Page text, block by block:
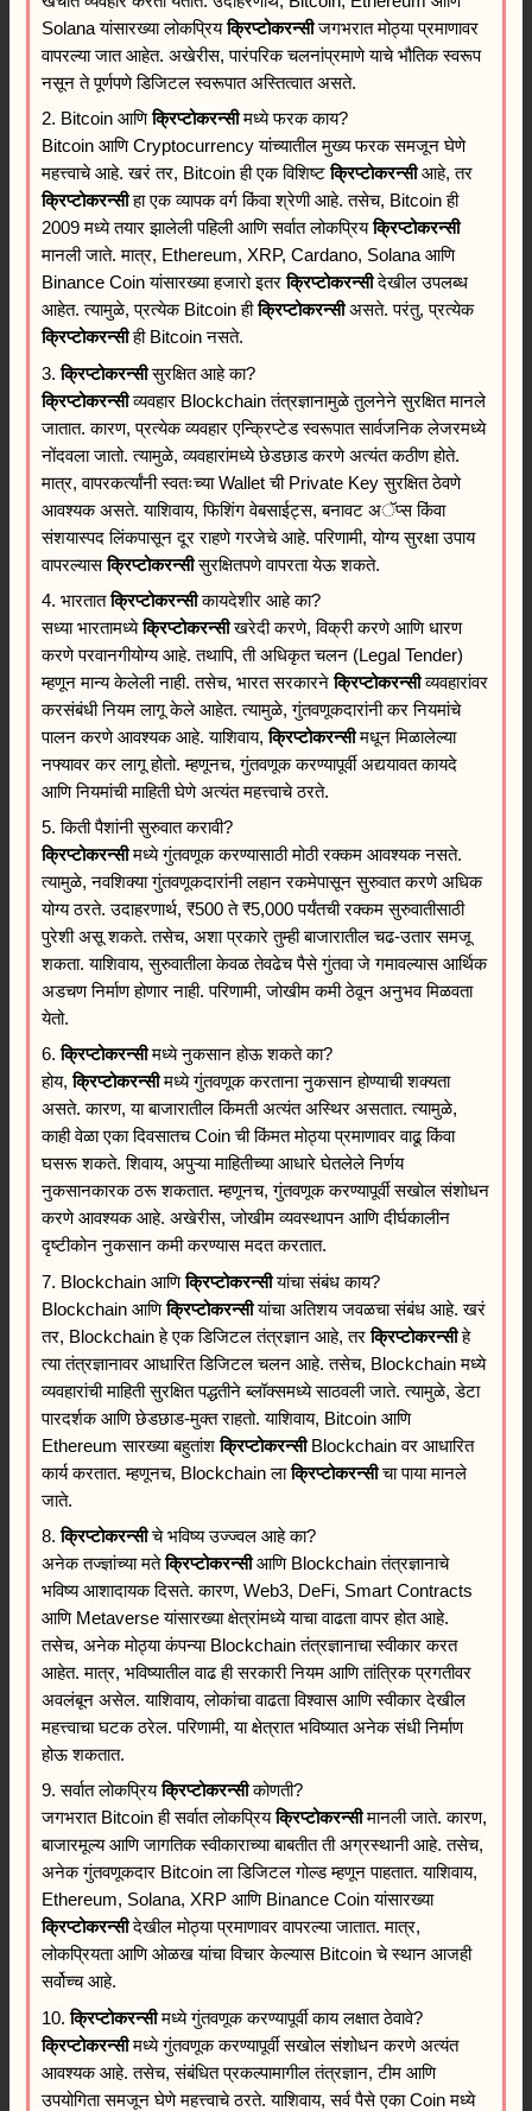
Solana यांसारख्या लोकप्रियक्रिप्टोकरन्सीजगभरात मोठ्या प्रमाणावर
वापरल्या जात आहेत. अखेरीस, पारंपरिक चलनांप्रमाणे याचे भौतिक स्वरूप
नसून ते पूर्णपणे डिजिटल स्वरूपात अस्तित्वात असते.
2. Bitcoin आणिक्रिप्टोकरन्सीमध्ये फरक काय?
Bitcoin आणि Cryptocurrency यांच्यातील मुख्य फरक समजून घेणे
महत्त्वाचे आहे. खरं तर, Bitcoin ही एक विशिष्टक्रिप्टोकरन्सीआहे, तर
क्रिप्टोकरन्सीहा एक व्यापक वर्ग किंवा श्रेणी आहे. तसेच, Bitcoin ही
2009 मध्ये तयार झालेली पहिली आणि सर्वात लोकप्रियक्रिप्टोकरन्सी
मानली जाते. मात्र, Ethereum, XRP, Cardano, Solana आणि
Binance Coin यांसारख्या हजारो इतरक्रिप्टोकरन्सीदेखील उपलब्ध
आहेत. त्यामुळे, प्रत्येक Bitcoin हीक्रिप्टोकरन्सीअसते. परंतु, प्रत्येक
क्रिप्टोकरन्सीही Bitcoin नसते.
3.क्रिप्टोकरन्सीसुरक्षित आहे का?
क्रिप्टोकरन्सीव्यवहार Blockchain तंत्रज्ञानामुळे तुलनेने सुरक्षित मानले
जातात. कारण, प्रत्येक व्यवहार एन्क्रिप्टेड स्वरूपात सार्वजनिक लेजरमध्ये
नोंदवला जातो. त्यामुळे, व्यवहारांमध्ये छेडछाड करणे अत्यंत कठीण होते.
मात्र, वापरकर्त्यांनी स्वतःच्या Wallet ची Private Key सुरक्षित ठेवणे
आवश्यक असते. याशिवाय, फिशिंग वेबसाईट्स, बनावट अॅप्स किंवा
संशयास्पद लिंकपासून दूर राहणे गरजेचे आहे. परिणामी, योग्य सुरक्षा उपाय
वापरल्यासक्रिप्टोकरन्सीसुरक्षितपणे वापरता येऊ शकते.
4. भारतातक्रिप्टोकरन्सीकायदेशीर आहे का?
सध्या भारतामध्येक्रिप्टोकरन्सीखरेदी करणे, विक्री करणे आणि धारण
करणे परवानगीयोग्य आहे. तथापि, ती अधिकृत चलन (Legal Tender)
म्हणून मान्य केलेली नाही. तसेच, भारत सरकारनेक्रिप्टोकरन्सीव्यवहारांवर
करसंबंधी नियम लागू केले आहेत. त्यामुळे, गुंतवणूकदारांनी कर नियमांचे
पालन करणे आवश्यक आहे. याशिवाय,क्रिप्टोकरन्सीमधून मिळालेल्या
नफ्यावर कर लागू होतो. म्हणूनच, गुंतवणूक करण्यापूर्वी अद्ययावत कायदे
आणि नियमांची माहिती घेणे अत्यंत महत्त्वाचे ठरते.
5. किती पैशांनी सुरुवात करावी?
क्रिप्टोकरन्सीमध्ये गुंतवणूक करण्यासाठी मोठी रक्कम आवश्यक नसते.
त्यामुळे, नवशिक्या गुंतवणूकदारांनी लहान रकमेपासून सुरुवात करणे अधिक
योग्य ठरते. उदाहरणार्थ, ₹500 ते ₹5,000 पर्यंतची रक्कम सुरुवातीसाठी
पुरेशी असू शकते. तसेच, अशा प्रकारे तुम्ही बाजारातील चढ-उतार समजू
शकता. याशिवाय, सुरुवातीला केवळ तेवढेच पैसे गुंतवा जे गमावल्यास आर्थिक
अडचण निर्माण होणार नाही. परिणामी, जोखीम कमी ठेवून अनुभव मिळवता
येतो.
6.क्रिप्टोकरन्सीमध्ये नुकसान होऊ शकते का?
होय,क्रिप्टोकरन्सीमध्ये गुंतवणूक करताना नुकसान होण्याची शक्यता
असते. कारण, या बाजारातील किंमती अत्यंत अस्थिर असतात. त्यामुळे,
काही वेळा एका दिवसातच Coin ची किंमत मोठ्या प्रमाणावर वाढू किंवा
घसरू शकते. शिवाय, अपुऱ्या माहितीच्या आधारे घेतलेले निर्णय
नुकसानकारक ठरू शकतात. म्हणूनच, गुंतवणूक करण्यापूर्वी सखोल संशोधन
करणे आवश्यक आहे. अखेरीस, जोखीम व्यवस्थापन आणि दीर्घकालीन
दृष्टीकोन नुकसान कमी करण्यास मदत करतात.
7. Blockchain आणिक्रिप्टोकरन्सीयांचा संबंध काय?
Blockchain आणिक्रिप्टोकरन्सीयांचा अतिशय जवळचा संबंध आहे. खरं
तर, Blockchain हे एक डिजिटल तंत्रज्ञान आहे, तरक्रिप्टोकरन्सीहे
त्या तंत्रज्ञानावर आधारित डिजिटल चलन आहे. तसेच, Blockchain मध्ये
व्यवहारांची माहिती सुरक्षित पद्धतीने ब्लॉक्समध्ये साठवली जाते. त्यामुळे, डेटा
पारदर्शक आणि छेडछाड-मुक्त राहतो. याशिवाय, Bitcoin आणि
Ethereum सारख्या बहुतांशक्रिप्टोकरन्सीBlockchain वर आधारित
कार्य करतात. म्हणूनच, Blockchain लाक्रिप्टोकरन्सीचा पाया मानले
जाते.
8.क्रिप्टोकरन्सीचे भविष्य उज्ज्वल आहे का?
अनेक तज्ज्ञांच्या मतेक्रिप्टोकरन्सीआणि Blockchain तंत्रज्ञानाचे
भविष्य आशादायक दिसते. कारण, Web3, DeFi, Smart Contracts
आणि Metaverse यांसारख्या क्षेत्रांमध्ये याचा वाढता वापर होत आहे.
तसेच, अनेक मोठ्या कंपन्या Blockchain तंत्रज्ञानाचा स्वीकार करत
आहेत. मात्र, भविष्यातील वाढ ही सरकारी नियम आणि तांत्रिक प्रगतीवर
अवलंबून असेल. याशिवाय, लोकांचा वाढता विश्वास आणि स्वीकार देखील
महत्त्वाचा घटक ठरेल. परिणामी, या क्षेत्रात भविष्यात अनेक संधी निर्माण
होऊ शकतात.
9. सर्वात लोकप्रियक्रिप्टोकरन्सीकोणती?
जगभरात Bitcoin ही सर्वात लोकप्रियक्रिप्टोकरन्सीमानली जाते. कारण,
बाजारमूल्य आणि जागतिक स्वीकाराच्या बाबतीत ती अग्रस्थानी आहे. तसेच,
अनेक गुंतवणूकदार Bitcoin ला डिजिटल गोल्ड म्हणून पाहतात. याशिवाय,
Ethereum, Solana, XRP आणि Binance Coin यांसारख्या
क्रिप्टोकरन्सीदेखील मोठ्या प्रमाणावर वापरल्या जातात. मात्र,
लोकप्रियता आणि ओळख यांचा विचार केल्यास Bitcoin चे स्थान आजही
सर्वोच्च आहे.
10.क्रिप्टोकरन्सीमध्ये गुंतवणूक करण्यापूर्वी काय लक्षात ठेवावे?
क्रिप्टोकरन्सीमध्ये गुंतवणूक करण्यापूर्वी सखोल संशोधन करणे अत्यंत
आवश्यक आहे. तसेच, संबंधित प्रकल्पामागील तंत्रज्ञान, टीम आणि
उपयोगिता समजून घेणे महत्त्वाचे ठरते. याशिवाय, सर्व पैसे एका Coin मध्ये